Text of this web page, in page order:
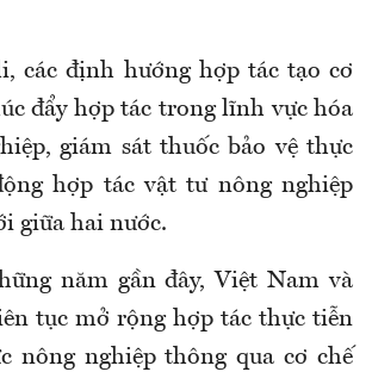
các định hướng hợp tác tạo cơ
đẩy hợp tác trong lĩnh vực hóa
giám sát thuốc bảo vệ thực
hợp tác vật tư nông nghiệp
giữa hai nước.
năm gần đây, Việt Nam và
tục mở rộng hợp tác thực tiễn
nông nghiệp thông qua cơ chế